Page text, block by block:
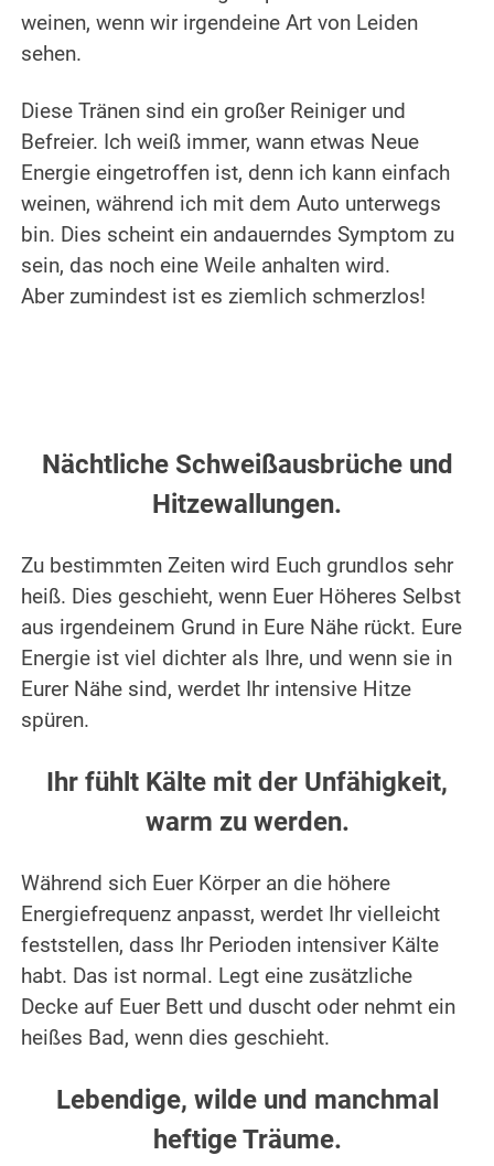
weinen, wenn wir irgendeine Art von Leiden
sehen.
Diese Tränen sind ein großer Reiniger und
Befreier. Ich weiß immer, wann etwas Neue
Energie eingetroffen ist, denn ich kann einfach
weinen, während ich mit dem Auto unterwegs
bin. Dies scheint ein andauerndes Symptom zu
sein, das noch eine Weile anhalten wird.
Aber zumindest ist es ziemlich schmerzlos!
Nächtliche Schweißausbrüche und
Hitzewallungen.
Zu bestimmten Zeiten wird Euch grundlos sehr
heiß. Dies geschieht, wenn Euer Höheres Selbst
aus irgendeinem Grund in Eure Nähe rückt. Eure
Energie ist viel dichter als Ihre, und wenn sie in
Eurer Nähe sind, werdet Ihr intensive Hitze
spüren.
Ihr fühlt Kälte mit der Unfähigkeit,
warm zu werden.
Während sich Euer Körper an die höhere
Energiefrequenz anpasst, werdet Ihr vielleicht
feststellen, dass Ihr Perioden intensiver Kälte
habt. Das ist normal. Legt eine zusätzliche
Decke auf Euer Bett und duscht oder nehmt ein
heißes Bad, wenn dies geschieht.
Lebendige, wilde und manchmal
heftige Träume.